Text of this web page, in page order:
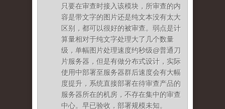
只要在审查时接入该模块，所审查的内
容是带文字的图片还是纯文本没有太大
区别，都可以很好的被审查。弱点是计
算量相对于纯文字处理大了几个数量
级，单幅图片处理速度约秒级@普通刀
片服务器，但是有做分布式设计，实际
使用中部署至服务器群后速度会有大幅
度提升，系统直接部署在待审查产品的
服务器所在的机房，不存在集中的审查
中心。早已验收，部署规模未知。